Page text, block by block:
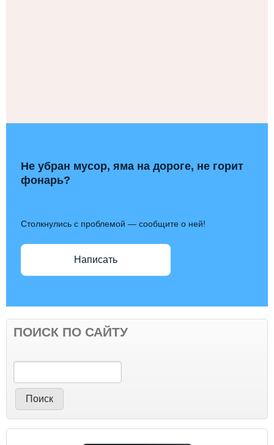
Не убран мусор, яма на дороге, не горит
фонарь?
Столкнулись с проблемой — сообщите о ней!
Написать
ПОИСК ПО САЙТУ
Поиск